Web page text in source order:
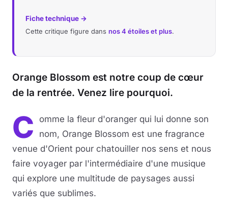
Fiche technique →
Cette critique figure dans nos 4 étoiles et plus.
Orange Blossom est notre coup de cœur
de la rentrée. Venez lire pourquoi.
C
omme la fleur d'oranger qui lui donne son
nom, Orange Blossom est une fragrance
venue d'Orient pour chatouiller nos sens et nous
faire voyager par l'intermédiaire d'une musique
qui explore une multitude de paysages aussi
variés que sublimes.